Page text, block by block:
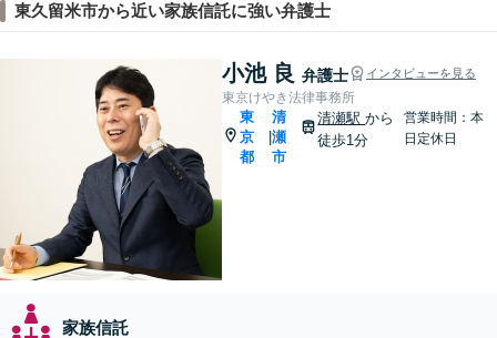
東久留米市から近い家族信託に強い弁護士
小池 良 弁護士 インタビューを見る
東京けやき法律事務所
東
京
都
清
瀬
市
清瀬駅から
徒歩1分
営業時間：本
日定休日
家族信託